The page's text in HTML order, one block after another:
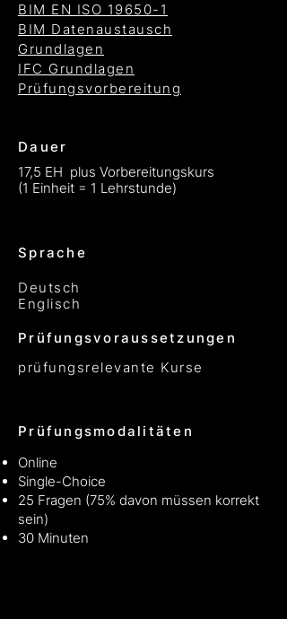
BIM EN ISO 19650-1
BIM Datenaustausch
Grundlagen
IFC Grundlagen
Prüfungsvorbereitung
Dauer
17,5 EH plus Vorbereitungskurs
(1 Einheit = 1 Lehrstunde)​
Sprache
Deutsch
Englisch
Prüfungsvoraussetzungen
prüfungsrelevante Kurse
Prüfungsmodalitäten
Online
Single-Choice
25 Fragen (75% davon müssen korrekt
sein)
30 Minuten